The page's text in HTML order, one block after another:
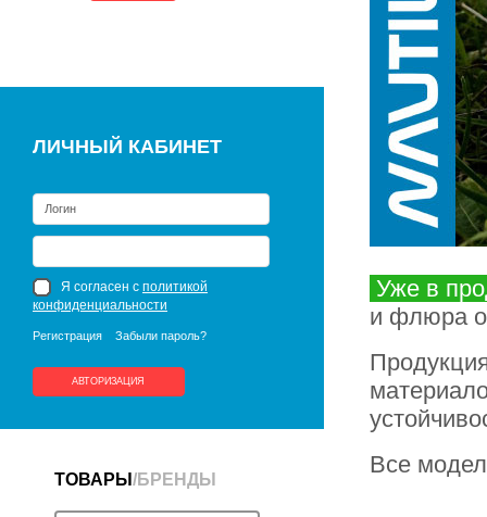
ЛИЧНЫЙ КАБИНЕТ
Я согласен с политикой
конфиденциальности
Регистрация Забыли пароль?
АВТОРИЗАЦИЯ
ТОВАРЫ /БРЕНДЫ
Уже в
и флюра
Все